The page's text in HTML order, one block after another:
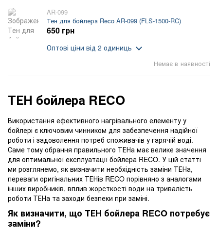
AR-099
Тен для бойлера Reco AR-099 (FLS-1500-RC)
Немає в наявності
650 грн
Оптові ціни від 2 одиниць
ТЕН бойлера RECO
Використання ефективного нагрівального елементу у
бойлері є ключовим чинником для забезпечення надійної
роботи і задоволення потреб споживачів у гарячій воді.
Саме тому обрання правильного ТЕНа має велике значення
для оптимальної експлуатації бойлера RECO. У цій статті
ми розглянемо, як визначити необхідність заміни ТЕНа,
переваги оригінальних ТЕНів RECO порівняно з аналогами
інших виробників, вплив жорсткості води на тривалість
роботи ТЕНа та заходи безпеки при заміні.
Як визначити, що ТЕН бойлера RECO потребує
заміни?